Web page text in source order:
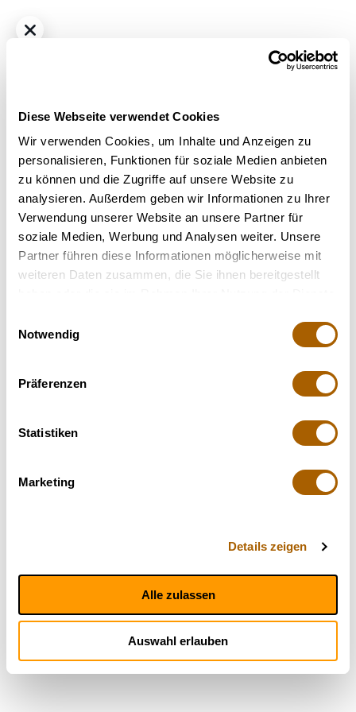
Diese Webseite verwendet Cookies
Wir verwenden Cookies, um Inhalte und Anzeigen zu
personalisieren, Funktionen für soziale Medien anbieten
zu können und die Zugriffe auf unsere Website zu
analysieren. Außerdem geben wir Informationen zu Ihrer
Verwendung unserer Website an unsere Partner für
soziale Medien, Werbung und Analysen weiter. Unsere
Partner führen diese Informationen möglicherweise mit
weiteren Daten zusammen, die Sie ihnen bereitgestellt
Notwendig
Präferenzen
Statistiken
Marketing
Details zeigen
Alle zulassen
Auswahl erlauben
Sativa THC27% CBD<1%
REMEXIAN 27/1 CIV - MIM Mimosa
Bestrahlung: Unbestrahlt
Strain: Mimosa